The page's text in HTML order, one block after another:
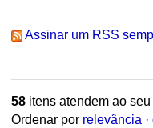
Assinar um RSS
58itens atendem ao seu
Ordenar por relevância ·